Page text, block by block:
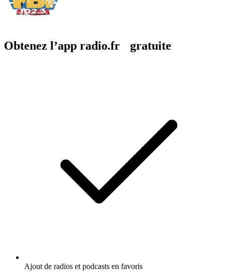
Obtenez l’app radio.fr gratuite
Ajout de radios et podcasts en favoris